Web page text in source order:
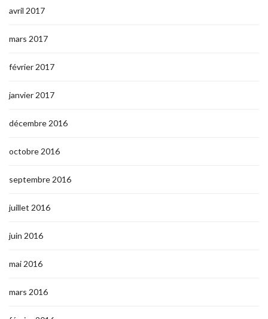
avril 2017
mars 2017
février 2017
janvier 2017
décembre 2016
octobre 2016
septembre 2016
juillet 2016
juin 2016
mai 2016
mars 2016